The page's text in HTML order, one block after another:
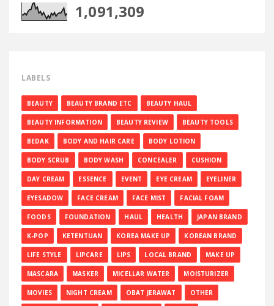
1,091,309
LABELS
BEAUTY BEAUTY BRAND ETC BEAUTY HAUL
BEAUTY INFORMATION BEAUTY REVIEW BEAUTY TOOLS
BEDAK BODY AND HAIR CARE BODY LOTION
BODY SCRUB BODY WASH CONCEALER CUSHION
DAY CREAM ESSENCE EVENT EYE CREAM EYELINER
EYESADOW FACE CREAM FACE MIST FACIAL FOAM
FOODS FOUNDATION HAUL HEALTH JAPAN BRAND
K-POP KETENTUAN KOREA MAKE UP KOREAN BRAND
LIFE STYLE LIPCARE LIPS LOCAL BRAND MAKE UP
MASCARA MASKER MICELLAR WATER MOISTURIZER
MOVIES NIGHT CREAM OBAT JERAWAT OTHER